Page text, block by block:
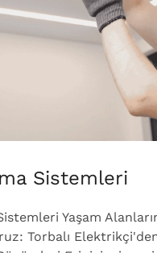
Sistemleri
Yaşam
Torbalı